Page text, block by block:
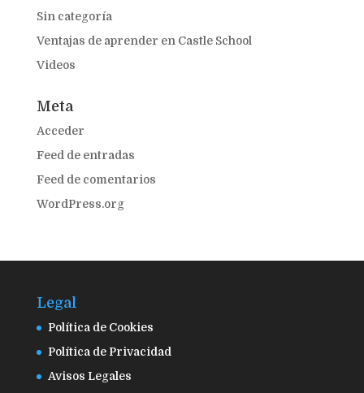
Sin categoría
Ventajas de aprender en Castle School
Videos
Meta
Acceder
Feed de entradas
Feed de comentarios
WordPress.org
Legal
Política de Cookies
Política de Privacidad
Avisos Legales